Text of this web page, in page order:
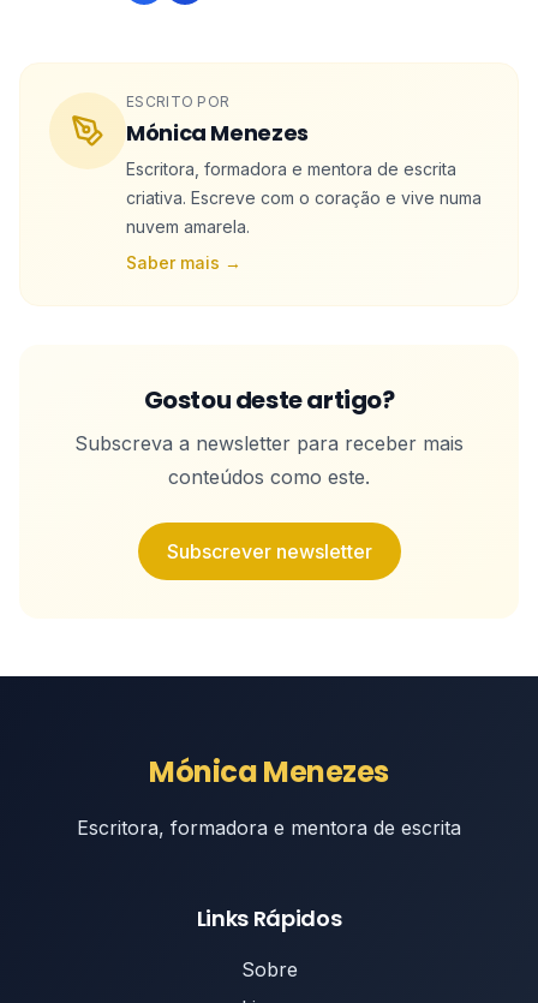
ESCRITO POR
Mónica Menezes
Escritora, formadora e mentora de escrita
criativa. Escreve com o coração e vive numa
nuvem amarela.
Saber mais →
Gostou deste artigo?
Subscreva a newsletter para receber mais
conteúdos como este.
Subscrever newsletter
Mónica Menezes
Escritora, formadora e mentora de escrita
Links Rápidos
Sobre